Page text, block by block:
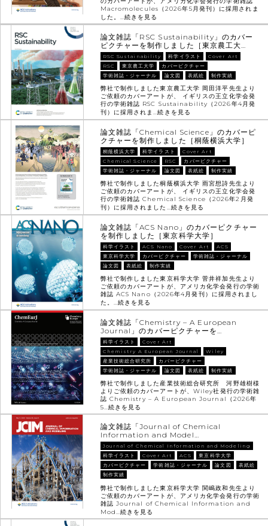
Macromolecules（2026年5月発刊）に採用されま
した。…続きを見る
論文雑誌「RSC Sustainability」のカバー
ピクチャーを制作しました［東京農工大…
RSC Sustainability 科学イラスト
Cover Art
RSC
東京農工大学
カバーピクチャー
学術雑誌・ジャーナル
論文図 表紙絵 制作実績
弊社で制作しました東京農工大学 岡田洋平先生より
ご依頼のカバーアートが、 イギリスの王立化学会発
行の学術雑誌 RSC Sustainability（2026年4月発
刊）に採用されま…続きを見る
論文雑誌「Chemical Science」のカバーピ
クチャーを制作しました［桐蔭横浜大学］
桐蔭横浜大学 科学イラスト
Cover Art
Chemical Science
RSC
カバーピクチャー
学術雑誌・ジャーナル
論文図 表紙絵 制作実績
弊社で制作しました桐蔭横浜大学 雨宮想詩先生より
ご依頼のカバーアートが、 イギリスの王立化学会発
行の学術雑誌 Chemical Science（2026年2月発
刊）に採用されました…続きを見る
論文雑誌「ACS Nano」のカバーピクチャー
を制作しました［東京科学大学］
科学イラスト ACS Nano Cover Art
ACS
東京科学大学
カバーピクチャー
学術雑誌・ジャーナル
論文図
表紙絵 制作実績
弊社で制作しました東京科学大学 菅井祥加先生より
ご依頼のカバーアートが、アメリカ化学会発行の学術
雑誌 ACS Nano（2026年4月発刊）に採用されまし
た。…続きを見る
論文雑誌「Chemistry – A European
Journal」のカバーピクチャーを…
科学イラスト
Cover Art
Chemistry A European Journal
Wiley
産業技術総合研究所
カバーピクチャー
学術雑誌・ジャーナル
論文図 表紙絵 制作実績
弊社で制作しました産業技術総合研究所 河野雄樹様
よりご依頼のカバーアートが、Wiley社発行の学術雑
誌 Chemistry – A European Journal（2026年
5…続きを見る
論文雑誌「Journal of Chemical
Information and Model…
Journal of Chemical Information and Modeling
科学イラスト
Cover Art ACS
東京科学大学
カバーピクチャー
学術雑誌・ジャーナル 論文図
表紙絵
制作実績
弊社で制作しました東京科学大学 関嶋政和先生より
ご依頼のカバーアートが、アメリカ化学会発行の学術
雑誌 Journal of Chemical Information and
Mod…続きを見る